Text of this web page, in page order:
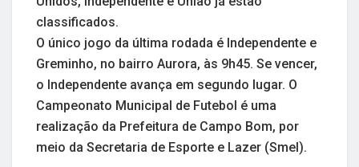
classificados.
O único jogo da última rodada é Independente e
Greminho, no bairro Aurora, às 9h45. Se vencer,
o Independente avança em segundo lugar. O
Campeonato Municipal de Futebol é uma
realização da Prefeitura de Campo Bom, por
meio da Secretaria de Esporte e Lazer (Smel).